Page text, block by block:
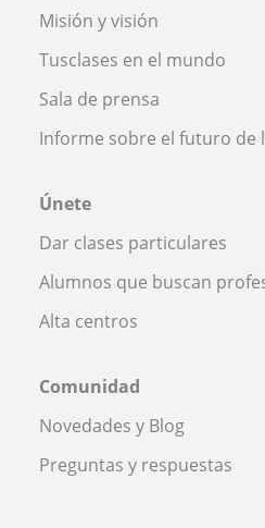
Misión y visión
Tusclases en el mundo
Sala de prensa
Informe sobre el futuro de
Únete
Dar clases particulares
Alumnos que buscan
Alta centros
Comunidad
Novedades y Blog
Preguntas y respuestas